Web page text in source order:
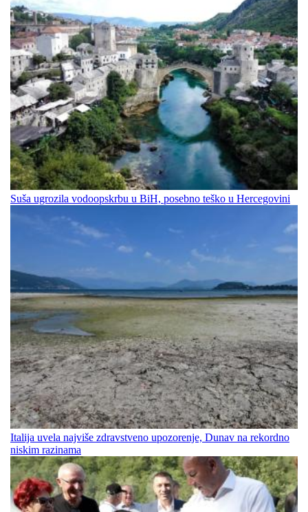
Suša ugrozila vodoopskrbu u BiH, posebno teško u Hercegovini
Italija uvela najviše zdravstveno upozorenje, Dunav na rekordno
niskim razinama